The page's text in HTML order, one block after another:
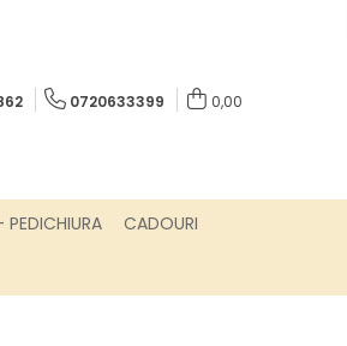
0720633399 0,00
CADOURI